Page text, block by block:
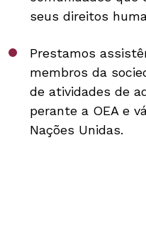
seus direitos
Prestamos
membros da
de atividades de
perante a OEA e
Nações Unidas.